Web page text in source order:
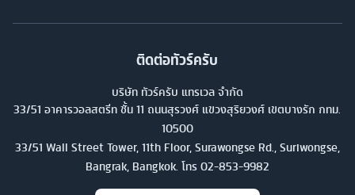
ติดต่อทัวร์ครับ
บริษัท ทัวร์ครับ แทรเวล จำกัด
33/51 อาคารวอลสตรีท ชั้น 11 ถนนสุรวงศ์ แขวงสุริยวงศ์ เขตบางรัก กทม.
10500
33/51 Wall Street Tower, 11th Floor, Surawongse Rd., Suriwongse,
Bangrak, Bangkok. โทร 02-853-9982